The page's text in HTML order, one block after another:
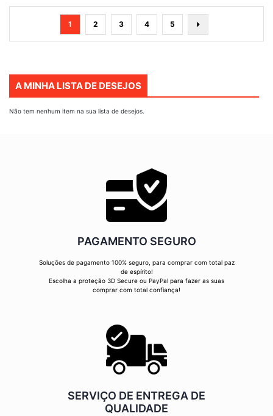
Página
Está
de
ler
a
1 Página
2 Página
3 Página
4 Página
5
A MINHA LISTA DE DESEJOS
Não tem nenhum item na sua lista de desejos.
PAGAMENTO SEGURO
Soluções de pagamento 100% seguro, para comprar com total paz
de espírito!
Escolha a proteção 3D Secure ou PayPal para fazer as suas
comprar com total confiança!
SERVIÇO DE ENTREGA DE
QUALIDADE